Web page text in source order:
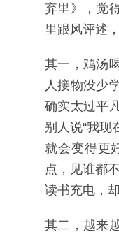
弃里》，觉
里跟风评述
其一，鸡汤
人接物没少
确实太过平
别人说“我现
就会变得更
点，见谁都
读书充电，
其二，越来